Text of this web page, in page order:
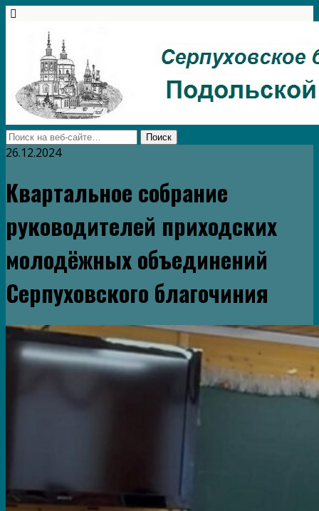
26.12.2024
Квартальное собрание
руководителей приходских
молодёжных объединений
Серпуховского благочиния